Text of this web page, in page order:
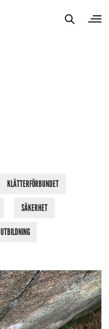
KLÄTTERFÖRBUNDET
SÄKERHET
UTBILDNING